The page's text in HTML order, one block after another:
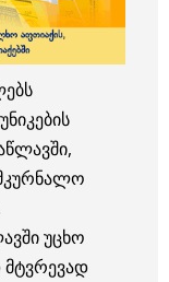
უცხო
მტვრევად